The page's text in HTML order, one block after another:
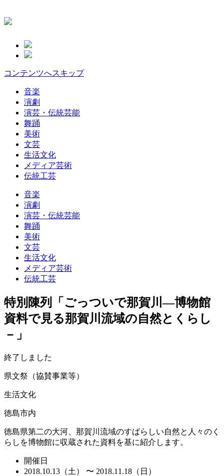
コンテンツへスキップ
音楽
演劇
演芸・伝統芸能
舞踊
美術
文芸
生活文化
メディア芸術
伝統工芸
音楽
演劇
演芸・伝統芸能
舞踊
美術
文芸
生活文化
メディア芸術
伝統工芸
特別陳列「ごっついで那賀川―博物館
資料で見る那賀川流域の自然とくらし
－」
終了しました
県文祭（協賛事業等）
生活文化
徳島市内
徳島県第二の大河、那賀川流域のすばらしい自然と人々のく
らしを博物館に収蔵された資料を基に紹介します。
開催日
2018.10.13（土） 〜 2018.11.18（日）